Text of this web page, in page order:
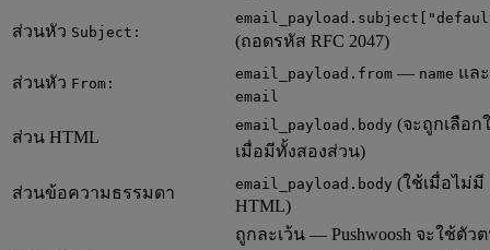
ส่วนหัว Subject: (ถอดรหัส RFC 2047)
ส่วนหัว From:
email_payload.from — name และ
email
ส่วน HTML
email_payload.body (จะถูกเลือก
เมื่อมีทั้งสองส่วน)
ส่วนข้อความธรรมดา email_payload.body (ใช้เมื่อไม่มี
HTML)
ถูกละเว้น — Pushwoosh จะใช้ตัว